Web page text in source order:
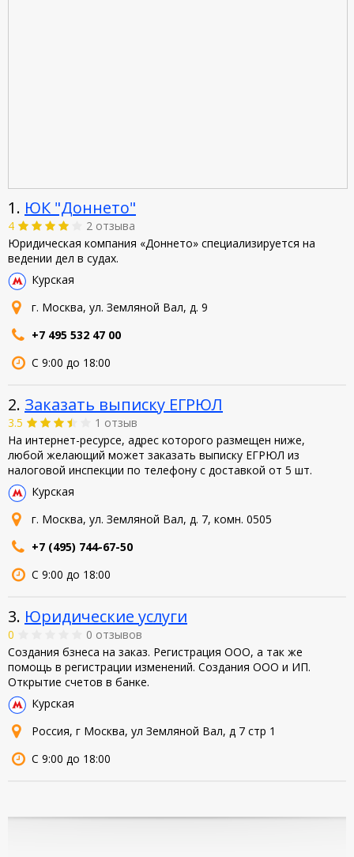
1. ЮК "Доннето"
4
2 отзыва
Юридическая компания «Доннето» специализируется на
ведении дел в судах.
Курская
г. Москва, ул. Земляной Вал, д. 9
+7 495 532 47 00
С 9:00 до 18:00
2. Заказать выписку ЕГРЮЛ
3.5
1 отзыв
На интернет-ресурсе, адрес которого размещен ниже,
любой желающий может заказать выписку ЕГРЮЛ из
налоговой инспекции по телефону с доставкой от 5 шт.
Курская
г. Москва, ул. Земляной Вал, д. 7, комн. 0505
+7 (495) 744-67-50
С 9:00 до 18:00
3. Юридические услуги
0
0 отзывов
Создания бзнеса на заказ. Регистрация ООО, а так же
помощь в регистрации изменений. Создания ООО и ИП.
Открытие счетов в банке.
Курская
Россия, г Москва, ул Земляной Вал, д 7 стр 1
С 9:00 до 18:00